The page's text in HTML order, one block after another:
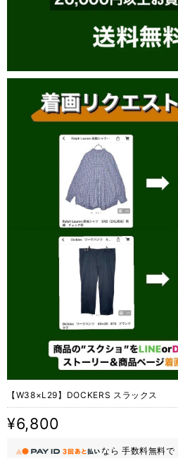
【W38×L29】DOCKERS スラックス
¥6,800
なら 手数料無料で